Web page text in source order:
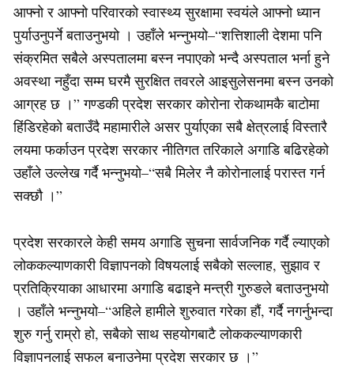
आफ्नो र आफ्नो परिवारको स्वास्थ्य सुरक्षामा स्वयंले आफ्नो ध्यान
पुर्याउनुपर्ने बताउनुभयो । उहाँले भन्नुभयो–“शत्तिशाली देशमा पनि
संक्रमित सबैले अस्पतालमा बस्न नपाएको भन्दै अस्पताल भर्ना हुने
अवस्था नहुँदा सम्म घरमै सुरक्षित तवरले आइसुलेसनमा बस्न उनको
आग्रह छ ।” गण्डकी प्रदेश सरकार कोरोना रोकथामकै बाटोमा
हिंडिरहेको बताउँदै महामारीले असर पुर्याएका सबै क्षेत्रलाई विस्तारै
लयमा फर्काउन प्रदेश सरकार नीतिगत तरिकाले अगाडि बढिरहेको
उहाँले उल्लेख गर्दै भन्नुभयो–“सबै मिलेर नै कोरोनालाई परास्त गर्न
सक्छौ ।”
प्रदेश सरकारले केही समय अगाडि सुचना सार्वजनिक गर्दै ल्याएको
लोककल्याणकारी विज्ञापनको विषयलाई सबैको सल्लाह, सुझाव र
प्रतिक्रियाका आधारमा अगाडि बढाइने मन्त्री गुरुङले बताउनुभयो
। उहाँले भन्नुभयो–“अहिले हामीले शुरुवात गरेका हौं, गर्दै नगर्नुभन्दा
शुरु गर्नु राम्रो हो, सबैको साथ सहयोगबाटै लोककल्याणकारी
विज्ञापनलाई सफल बनाउनेमा प्रदेश सरकार छ ।”